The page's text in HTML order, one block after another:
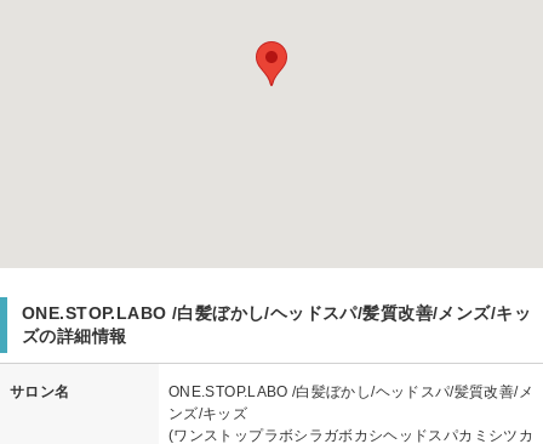
ONE.STOP.LABO /白髪ぼかし/ヘッドスパ/髪質改善/メンズ/キッ
ズの詳細情報
サロン名
ONE.STOP.LABO /白髪ぼかし/ヘッドスパ/髪質改善/メ
ンズ/キッズ
(ワンストップラボシラガボカシヘッドスパカミシツカ